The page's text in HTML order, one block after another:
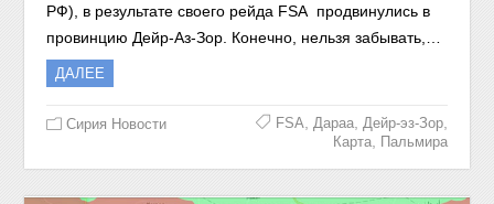
РФ), в результате своего рейда FSA продвинулись в
провинцию Дейр-Аз-Зор. Конечно, нельзя забывать,…
ДАЛЕЕ
Сирия Новости FSA Дараа, Дейр-эз-Зор,
Карта, Пальмира